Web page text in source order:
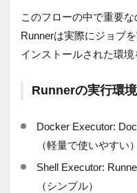
このフローの中で重要な
Runnerは実際にジョブ
インストールされた環境
Runnerの実行環
Docker Executor:
（軽量で使いやすい）
Shell Executor:
（シンプル）